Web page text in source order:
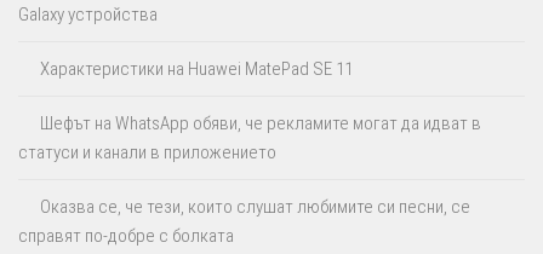
Galaxy устройства
Характеристики на Huawei MatePad SE 11
Шефът на WhatsApp обяви, че рекламите могат да идват в
статуси и канали в приложението
Оказва се, че тези, които слушат любимите си песни, се
справят по-добре с болката